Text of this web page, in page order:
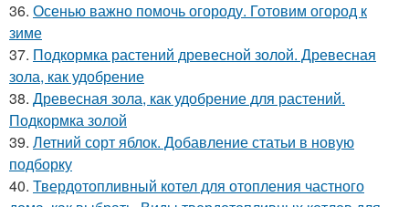
36. Осенью важно помочь огороду. Готовим огород к
зиме
37. Подкормка растений древесной золой. Древесная
зола, как удобрение
38. Древесная зола, как удобрение для растений.
Подкормка золой
39. Летний сорт яблок. Добавление статьи в новую
подборку
40. Твердотопливный котел для отопления частного